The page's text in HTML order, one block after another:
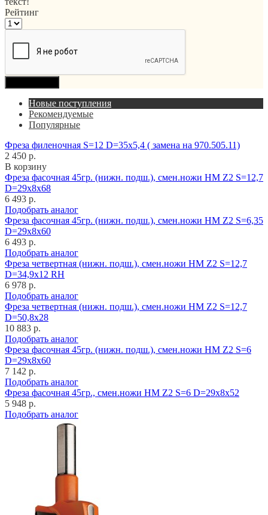
Рейтинг
Новые поступления
Рекомендуемые
Популярные
Фреза филеночная S=12 D=35x5,4 ( замена на 970.505.11)
2 450 р.
В корзину
Фреза фасочная 45гр. (нижн. подш.), смен.ножи HM Z2 S=12,7
D=29x8x68
6 493 р.
Подобрать аналог
Фреза фасочная 45гр. (нижн. подш.), смен.ножи HM Z2 S=6,35
D=29x8x60
6 493 р.
Подобрать аналог
Фреза четвертная (нижн. подш.), смен.ножи HM Z2 S=12,7
D=34,9x12 RH
6 978 р.
Подобрать аналог
Фреза четвертная (нижн. подш.), смен.ножи HM Z2 S=12,7
D=50,8x28
10 883 р.
Подобрать аналог
Фреза фасочная 45гр. (нижн. подш.), смен.ножи HM Z2 S=6
D=29x8x60
7 142 р.
Подобрать аналог
Фреза фасочная 45гр., смен.ножи HM Z2 S=6 D=29x8x52
5 948 р.
Подобрать аналог